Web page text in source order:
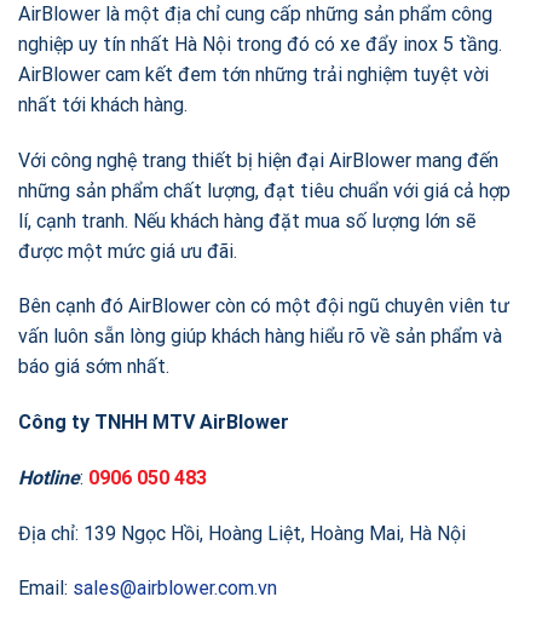
AirBlower là một địa chỉ cung cấp những sản phẩm công
nghiệp uy tín nhất Hà Nội trong đó có xe đẩy inox 5 tầng.
AirBlower cam kết đem tớn những trải nghiệm tuyệt vời
nhất tới khách hàng.
Với công nghệ trang thiết bị hiện đại AirBlower mang đến
những sản phẩm chất lượng, đạt tiêu chuẩn với giá cả hợp
lí, cạnh tranh. Nếu khách hàng đặt mua số lượng lớn sẽ
được một mức giá ưu đãi.
Bên cạnh đó AirBlower còn có một đội ngũ chuyên viên tư
vấn luôn sẵn lòng giúp khách hàng hiểu rõ về sản phẩm và
báo giá sớm nhất.
Công ty TNHH MTV AirBlower
Hotline: 0906 050 483
Địa chỉ: 139 Ngọc Hồi, Hoàng Liệt, Hoàng Mai, Hà Nội
Email: sales@airblower.com.vn